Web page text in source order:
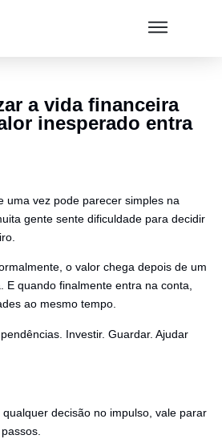
a vida financeira
inesperado entra
uma vez pode parecer simples na
gente sente dificuldade para decidir
o valor chega depois de um
E quando finalmente entra na conta,
ao mesmo tempo.
Investir. Guardar. Ajudar
decisão no impulso, vale parar